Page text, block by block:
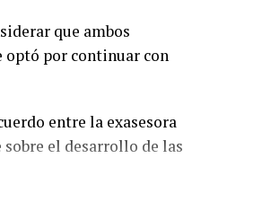
que ambos
optó por continuar con
entre la exasesora
el desarrollo de las